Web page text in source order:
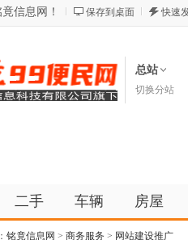
信息网！ 保存到桌面 快速
总站
切换分站
二手 车辆 房屋
铭竟信息网 > 商务服务 > 网站建设推广